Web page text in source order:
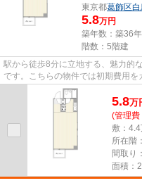
東京都葛飾区白
5.8万円
築年数：築36年
階数：5階建
駅から徒歩8分に立地する、魅力的
です。こちらの物件では初期費用
件にはエレベーターが付いてい...
5.8万
(管理費
敷：
所在階
間取り
面積：